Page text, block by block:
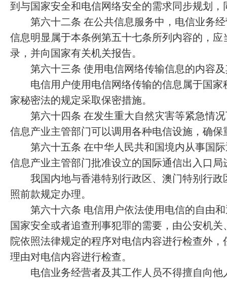
到与国家安全和电信网络安全的需求同步规划
第六十二条 在公共信息服务中，电信业务经
信息明显属于本条例第五十七条所列内容的，
录，并向国家有关机关报告。
第六十三条 使用电信网络传输信息的内容及
电信用户使用电信网络传输的信息属于国家
家秘密法的规定采取保密措施。
第六十四条 在发生重大自然灾害等紧急情况
信息产业主管部门可以调用各种电信设施，确保
第六十五条 在中华人民共和国境内从事国际
信息产业主管部门批准设立的国际通信出入口局
我国内地与香港特别行政区、澳门特别行政
照前款规定办理。
第六十六条 电信用户依法使用电信的自由和
国家安全或者追查刑事犯罪的需要，由公安机
院依照法律规定的程序对电信内容进行检查外
理由对电信内容进行检查。
电信业务经营者及其工作人员不得擅自向他